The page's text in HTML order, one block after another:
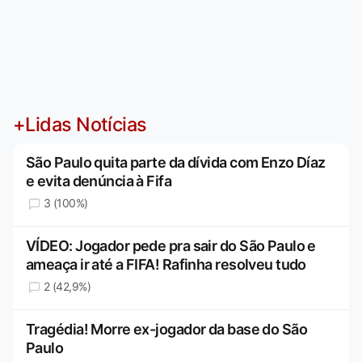
+Lidas Notícias
São Paulo quita parte da dívida com Enzo Díaz
e evita denúncia à Fifa
3 (100%)
VÍDEO: Jogador pede pra sair do São Paulo e
ameaça ir até a FIFA! Rafinha resolveu tudo
2 (42,9%)
Tragédia! Morre ex-jogador da base do São
Paulo